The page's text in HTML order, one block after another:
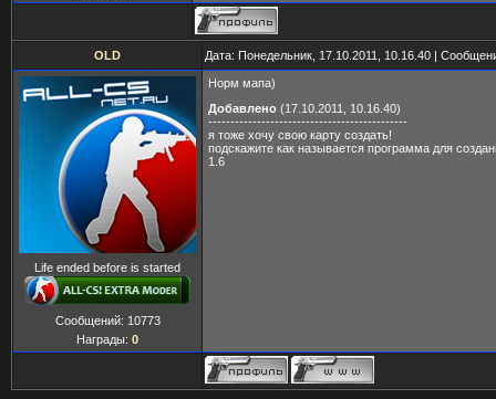
OLD Дата: Понедельник, 17.10.2011, 10.16.40 |
Life ended before is started
Сообщений: 10773
Награды: 0
Норм мапа)
Добавлено (17.10.2011, 10.16.40)
---------------------------------------------
я тоже хочу свою карту создать!
подскажите как называется программа для
1.6